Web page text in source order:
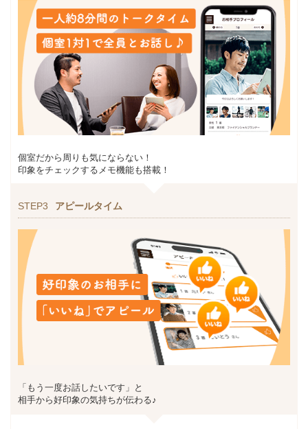
個室だから周りも気にならない！
印象をチェックするメモ機能も搭載！
STEP3 アピールタイム
「もう一度お話したいです」と
相手から好印象の気持ちが伝わる♪